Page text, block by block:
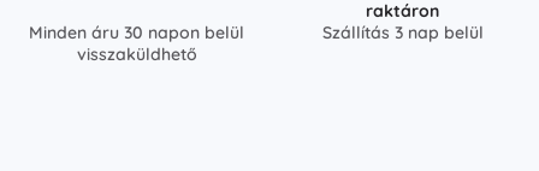
Minden áru 30 napon belül
visszaküldhető
raktáron
Szállítás 3 nap belül